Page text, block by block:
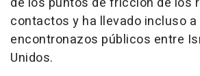
contactos y ha llevado incluso
encontronazos públicos entre
Unidos.